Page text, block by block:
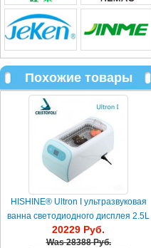
Похожие товары
HISHINE® Ultron I ультразвуковая
ванна светодиодного дисплея 2.5L
20229 Руб.
Was28388 Руб.